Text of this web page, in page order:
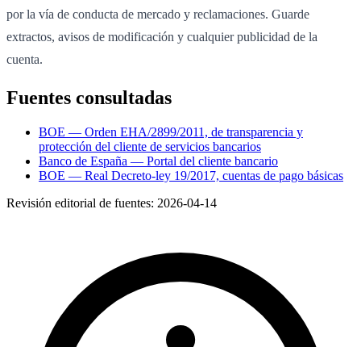
por la vía de conducta de mercado y reclamaciones. Guarde
extractos, avisos de modificación y cualquier publicidad de la
cuenta.
Fuentes consultadas
BOE — Orden EHA/2899/2011, de transparencia y
protección del cliente de servicios bancarios
Banco de España — Portal del cliente bancario
BOE — Real Decreto-ley 19/2017, cuentas de pago básicas
Revisión editorial de fuentes: 2026-04-14